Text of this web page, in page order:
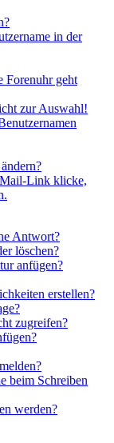
in der
Forenuhr geht
zur Auswahl!
Mail-Link klicke,
Antwort?
löschen?
anfügen?
erstellen?
zugreifen?
beim Schreiben
werden?